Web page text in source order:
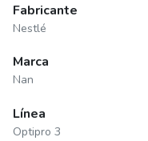
Fabricante
Nestlé
Marca
Nan
Línea
Optipro 3